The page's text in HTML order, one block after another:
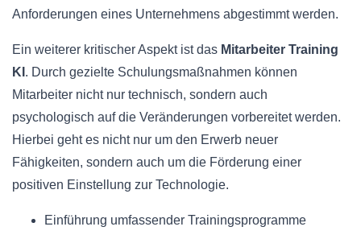
Anforderungen eines Unternehmens abgestimmt werden.
Ein weiterer kritischer Aspekt ist das Mitarbeiter Training
KI . Durch gezielte Schulungsmaßnahmen können
Mitarbeiter nicht nur technisch, sondern auch
psychologisch auf die Veränderungen vorbereitet werden.
Hierbei geht es nicht nur um den Erwerb neuer
Fähigkeiten, sondern auch um die Förderung einer
positiven Einstellung zur Technologie.
Einführung umfassender Trainingsprogramme